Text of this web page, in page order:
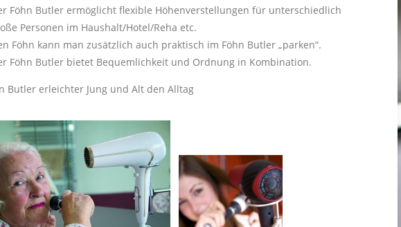
Föhn Butler ermöglicht flexible Höhenverstellungen für unterschiedlich
Personen im Haushalt/Hotel/Reha etc.
Föhn kann man zusätzlich auch praktisch im Föhn Butler „parken“.
Föhn Butler bietet Bequemlichkeit und Ordnung in Kombination.
Butler erleichter Jung und Alt den Alltag